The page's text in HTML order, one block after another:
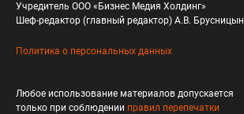
Учредитель ООО «Бизнес Медия Холдинг»
Шеф-редактор (главный редактор) А.В. Брусницын
Политика о персональных данных
Любое использование материалов допускается
только при соблюдении правил перепечатки